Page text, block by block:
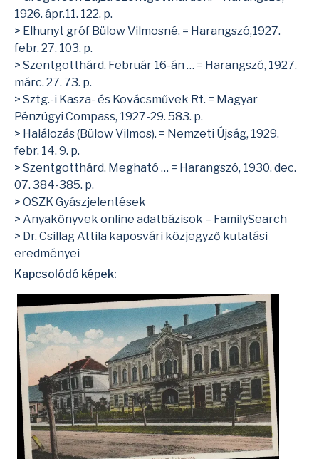
1926. ápr.11. 122. p.
> Elhunyt gróf Bülow Vilmosné. = Harangszó,1927.
febr. 27. 103. p.
> Szentgotthárd. Február 16-án … = Harangszó, 1927.
márc. 27. 73. p.
> Sztg.-i Kasza- és Kovácsművek Rt. = Magyar
Pénzügyi Compass, 1927-29. 583. p.
> Halálozás (Bülow Vilmos). = Nemzeti Újság, 1929.
febr. 14. 9. p.
> Szentgotthárd. Megható … = Harangszó, 1930. dec.
07. 384-385. p.
> OSZK Gyászjelentések
> Anyakönyvek online adatbázisok – FamilySearch
> Dr. Csillag Attila kaposvári közjegyző kutatási
eredményei
Kapcsolódó képek: